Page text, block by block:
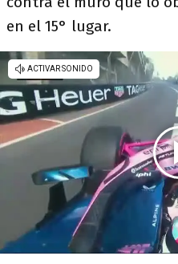
en el 15° lugar.